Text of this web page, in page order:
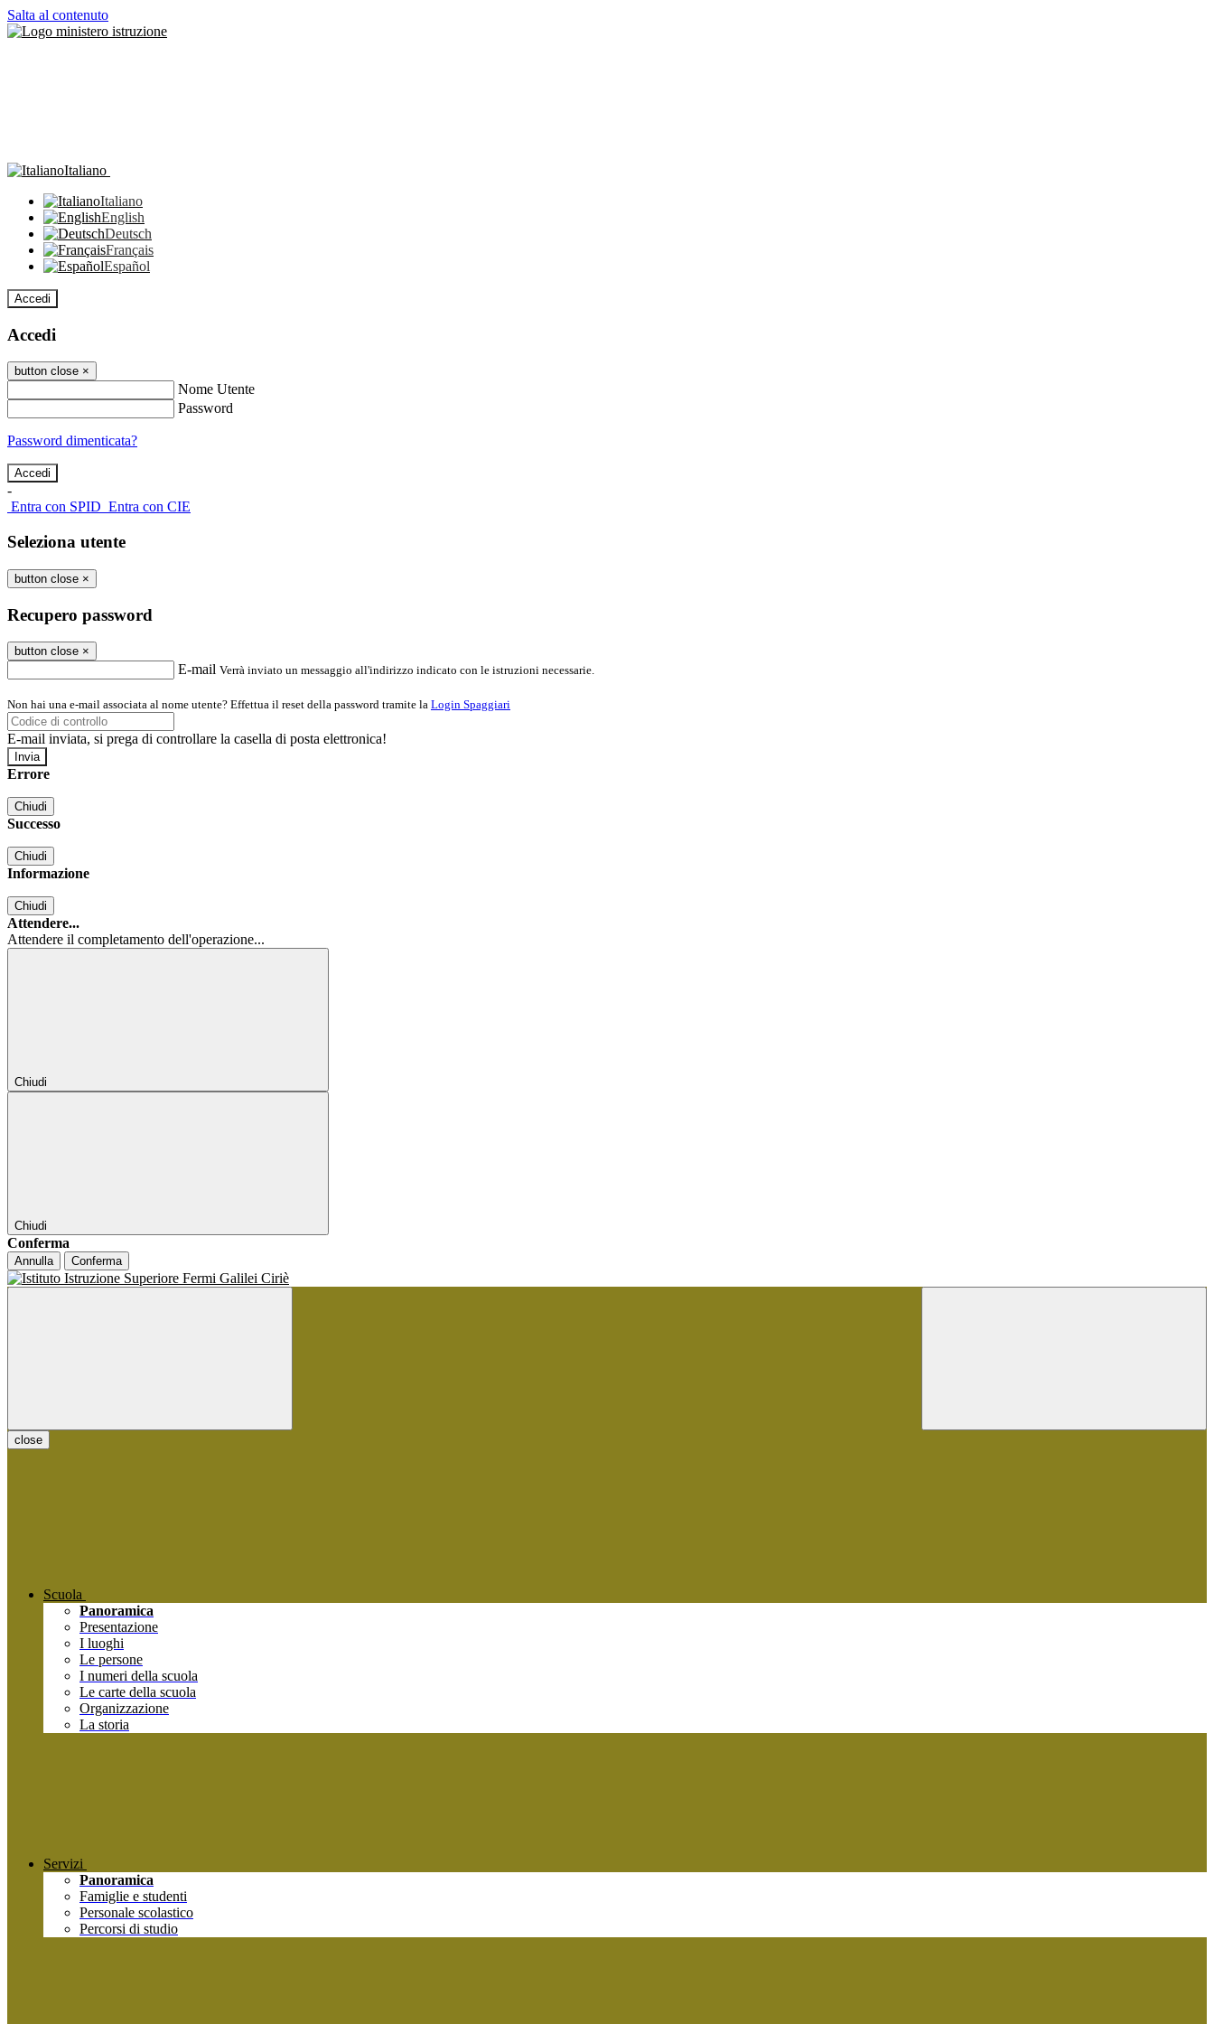
Salta al contenuto
Italiano
Italiano
English
Deutsch
Français
Español
Accedi
Accedi
button close ×
Nome Utente
Password
Password dimenticata?
-
Entra con SPID Entra con CIE
Seleziona utente
button close ×
Recupero password
button close ×
E-mail Verrà inviato un messaggio all'indirizzo indicato con le istruzioni necessarie.
Non hai una e-mail associata al nome utente? Effettua il reset della password tramite la Login Spaggiari
E-mail inviata, si prega di controllare la casella di posta elettronica!
Errore
Chiudi
Successo
Chiudi
Informazione
Chiudi
Attendere...
Attendere il completamento dell'operazione...
Chiudi
Chiudi
Conferma
Annulla Conferma
close
Scuola
Panoramica
Presentazione
I luoghi
Le persone
I numeri della scuola
Le carte della scuola
Organizzazione
La storia
Servizi
Panoramica
Famiglie e studenti
Personale scolastico
Percorsi di studio